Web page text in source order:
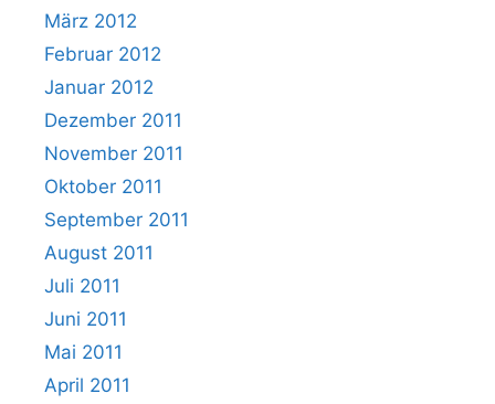
März 2012
Februar 2012
Januar 2012
Dezember 2011
November 2011
Oktober 2011
September 2011
August 2011
Juli 2011
Juni 2011
Mai 2011
April 2011